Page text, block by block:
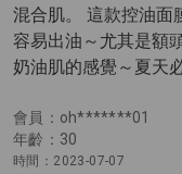
會員：oh*******01
年齡：30
時間：2023-07-07
混合肌。 這款控油面
容易出油～尤其是額
奶油肌的感覺～夏天